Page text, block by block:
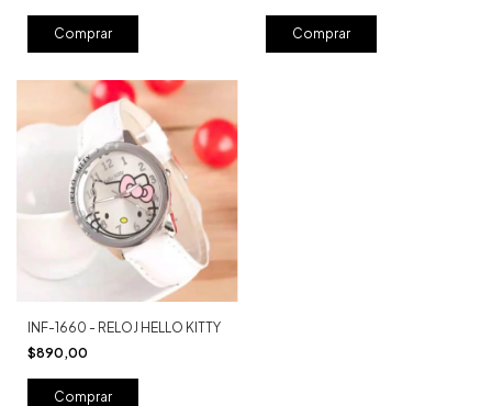
Comprar Comprar
INF-1660 - RELOJ HELLO KITTY
$890,00
Comprar